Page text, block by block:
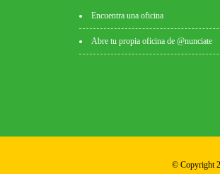
Encuentra una oficina
Abre tu propia oficina de @nunciate
© Copyright